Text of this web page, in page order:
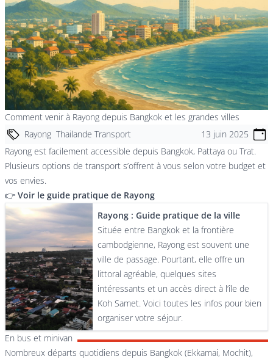
Comment venir à Rayong depuis Bangkok et les grandes villes
Rayong Thailande Transport
13 juin 2025
Rayong est facilement accessible depuis Bangkok, Pattaya ou Trat.
Plusieurs options de transport s’offrent à vous selon votre budget et
vos envies.
👉 Voir le guide pratique de Rayong
Rayong : Guide pratique de la ville
Située entre Bangkok et la frontière
cambodgienne, Rayong est souvent une
ville de passage. Pourtant, elle offre un
littoral agréable, quelques sites
intéressants et un accès direct à l’île de
Koh Samet. Voici toutes les infos pour bien
organiser votre séjour.
En bus et minivan
Nombreux départs quotidiens depuis Bangkok (Ekkamai, Mochit),